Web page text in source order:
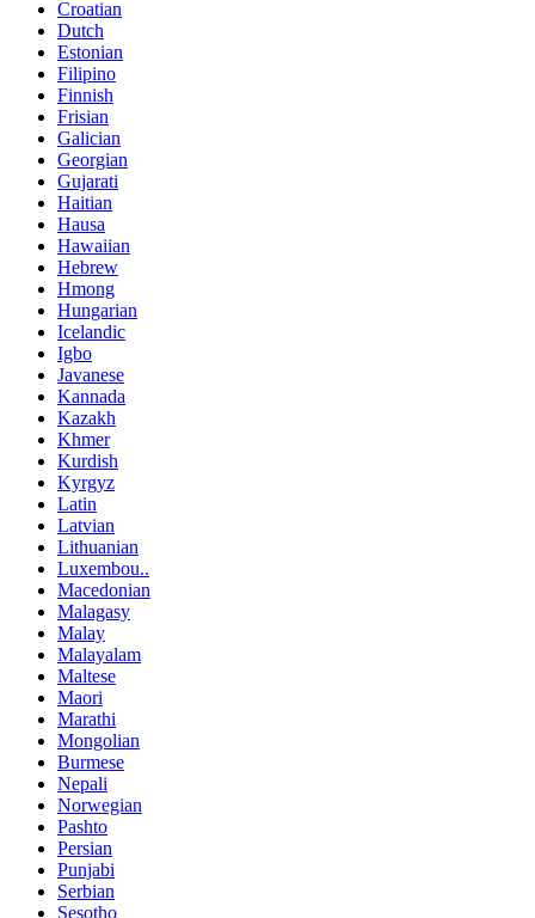
Croatian
Dutch
Estonian
Filipino
Finnish
Frisian
Galician
Georgian
Gujarati
Haitian
Hausa
Hawaiian
Hebrew
Hmong
Hungarian
Icelandic
Igbo
Javanese
Kannada
Kazakh
Khmer
Kurdish
Kyrgyz
Latin
Latvian
Lithuanian
Luxembou..
Macedonian
Malagasy
Malay
Malayalam
Maltese
Maori
Marathi
Mongolian
Burmese
Nepali
Norwegian
Pashto
Persian
Punjabi
Serbian
Sesotho